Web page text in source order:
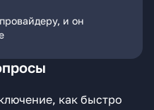
и он
как быстро